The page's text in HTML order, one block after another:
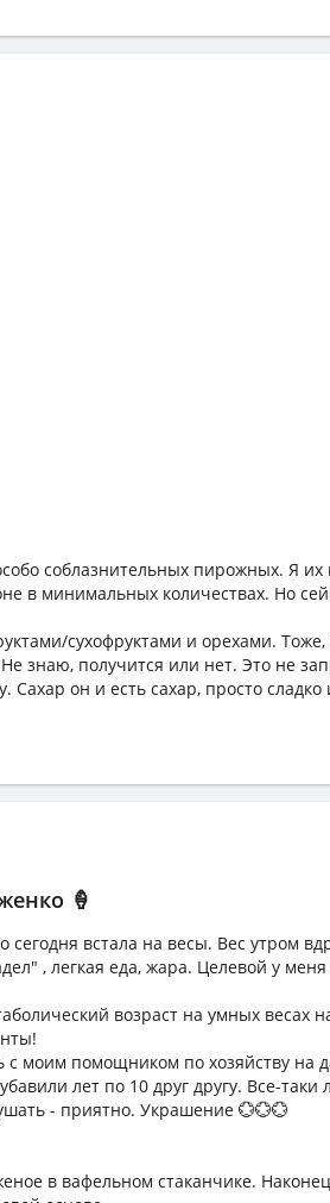
соблазнительных пирожных. Я их
в минимальных количествах. Но
сухофруктами и орехами.
знаю, получится или нет. Это не
он и есть сахар, просто сладко
🍦
встала на весы. Вес утром
, легкая еда, жара. Целевой у меня
возраст на умных весах
моим помощником по хозяйству на
лет по 10 друг другу. Все-таки
- приятно. Украшение 💮💮💮
в вафельном стаканчике.